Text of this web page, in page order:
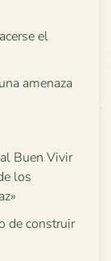
el
amenaza
Buen Vivir
los
de construir